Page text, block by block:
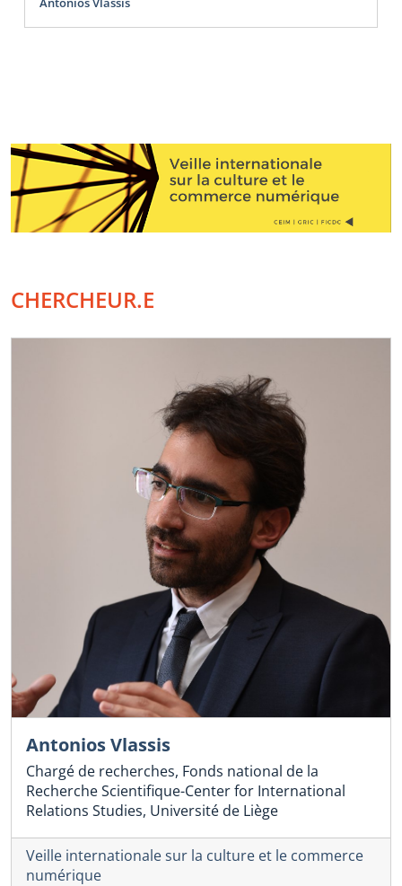
CHERCHEUR.E
Antonios Vlassis
Chargé de recherches, Fonds national de la
Recherche Scientifique-Center for International
Relations Studies, Université de Liège
Veille internationale sur la culture et le commerce
numérique